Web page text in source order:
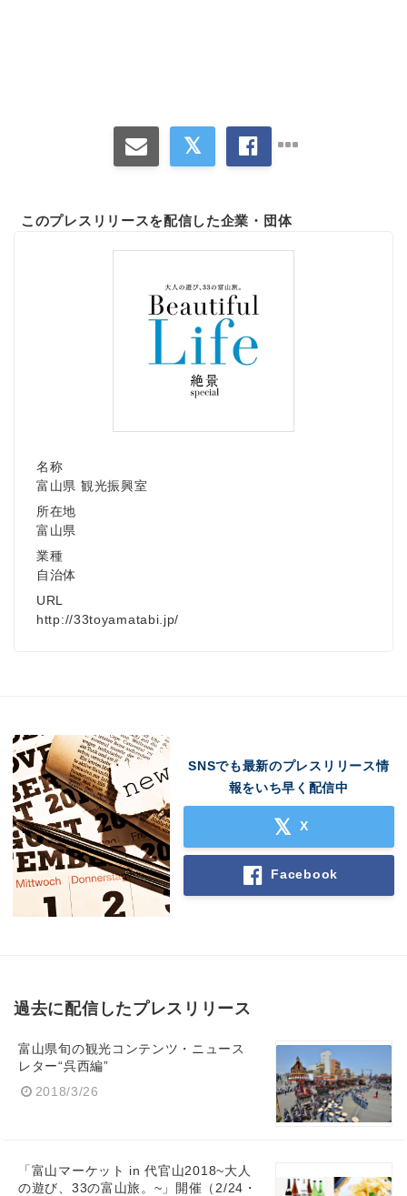
このプレスリリースを配信した企業・団体
名称
富山県 観光振興室
所在地
富山県
業種
自治体
URL
http://33toyamatabi.jp/
SNSでも最新のプレスリリース情
報をいち早く配信中
X
Facebook
過去に配信したプレスリリース
富山県旬の観光コンテンツ・ニュース
レター“呉西編”
2018/3/26
「富山マーケット in 代官山2018~大人
の遊び、33の富山旅。~」開催（2/24・